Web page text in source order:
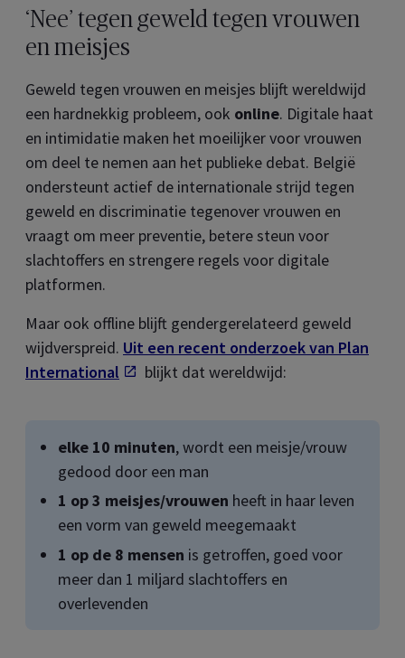
‘Nee’ tegen geweld tegen vrouwen
en meisjes
Geweld tegen vrouwen en meisjes blijft wereldwijd
een hardnekkig probleem, ook online. Digitale haat
en intimidatie maken het moeilijker voor vrouwen
om deel te nemen aan het publieke debat. België
ondersteunt actief de internationale strijd tegen
geweld en discriminatie tegenover vrouwen en
vraagt om meer preventie, betere steun voor
slachtoffers en strengere regels voor digitale
platformen.
Maar ook offline blijft gendergerelateerd geweld
wijdverspreid. Uit een recent onderzoek van Plan
International
Opent in een nieuw tab
blijkt dat wereldwijd:
elke 10 minuten, wordt een meisje/vrouw
gedood door een man
1 op 3 meisjes/vrouwen heeft in haar leven
een vorm van geweld meegemaakt
1 op de 8 mensen is getroffen, goed voor
meer dan 1 miljard slachtoffers en
overlevenden